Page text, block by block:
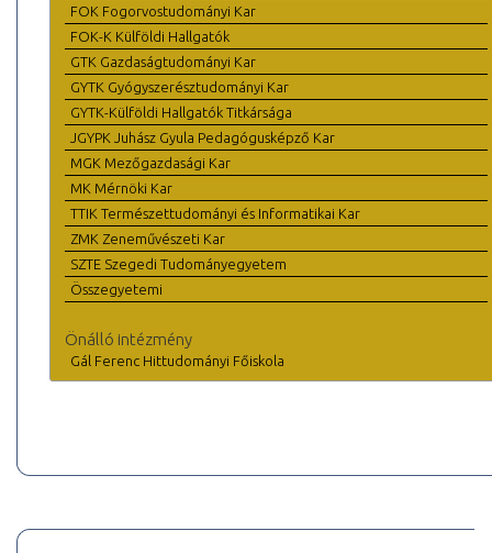
FOK Fogorvostudományi Kar
FOK-K Külföldi Hallgatók
GTK Gazdaságtudományi Kar
GYTK Gyógyszerésztudományi Kar
GYTK-Külföldi Hallgatók Titkársága
JGYPK Juhász Gyula Pedagógusképző Kar
MGK Mezőgazdasági Kar
MK Mérnöki Kar
TTIK Természettudományi és Informatikai Kar
ZMK Zeneművészeti Kar
SZTE Szegedi Tudományegyetem
Összegyetemi
Önálló intézmény
Gál Ferenc Hittudományi Főiskola